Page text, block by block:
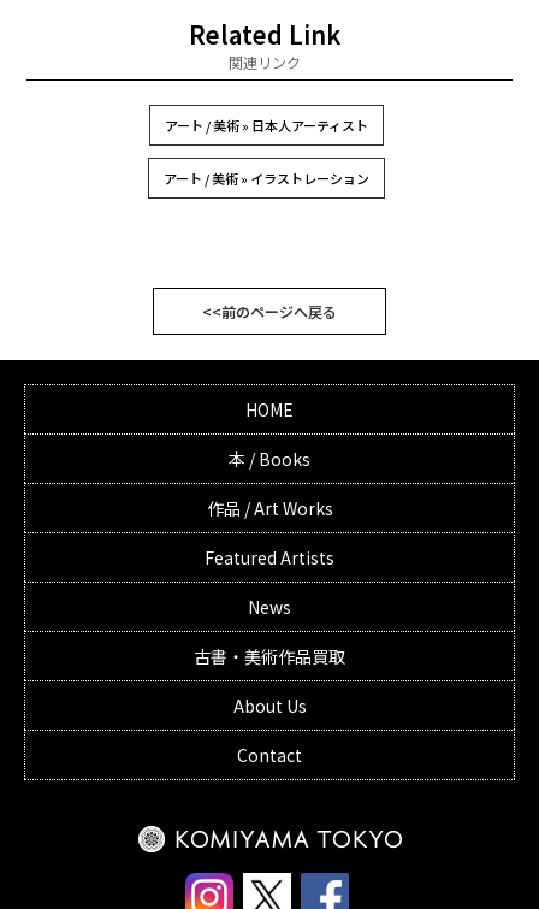
Related Link
関連リンク
アート / 美術 » 日本人アーティスト
アート / 美術 » イラストレーション
<<前のページへ戻る
HOME
本 / Books
作品 / Art Works
Featured Artists
News
古書・美術作品買取
About Us
Contact